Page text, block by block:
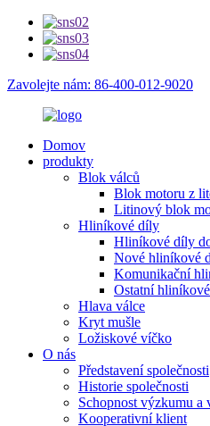
Zavolejte nám: 86-400-012-9020
Domov
produkty
Blok válců
Blok motoru z
Litinový blok
Hliníkové díly
Hliníkové díly
Nové hliníkové
Komunikační
Ostatní
Hlava válce
Kryt mušle
Ložiskové víčko
O nás
Představení společnosti
Historie společnosti
Schopnost výzkumu a
Kooperativní klient